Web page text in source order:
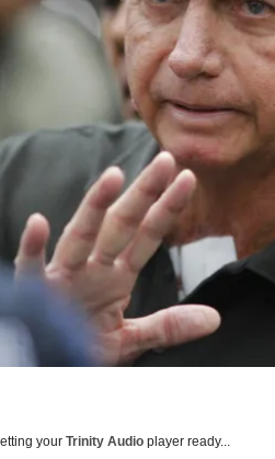
your Trinity Audioplayer ready...